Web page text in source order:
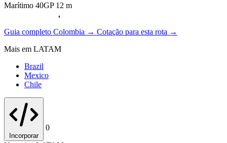
Marítimo 40GP 12 m
Guia completo Colombia → Cotação para esta rota →
Mais em LATAM
Brazil
Mexico
Chile
Incorporar
0